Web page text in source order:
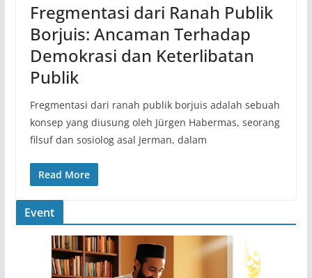
Fregmentasi dari Ranah Publik
Borjuis: Ancaman Terhadap
Demokrasi dan Keterlibatan
Publik
Fregmentasi dari ranah publik borjuis adalah sebuah
konsep yang diusung oleh Jürgen Habermas, seorang
filsuf dan sosiolog asal Jerman, dalam
Read More
Event